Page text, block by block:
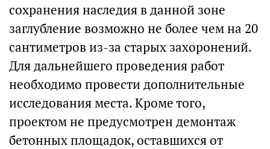
сохранения наследия в данной зоне
заглубление возможно не более чем на 20
сантиметров из-за старых захоронений.
Для дальнейшего проведения работ
необходимо провести дополнительные
исследования места. Кроме того,
проектом не предусмотрен демонтаж
бетонных площадок, оставшихся от